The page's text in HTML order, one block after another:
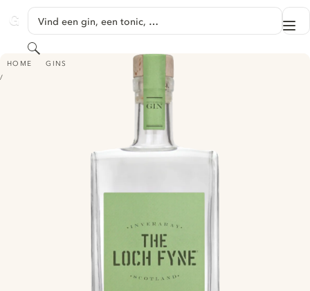
GINVENTORY
Vind een gin, een tonic, …
Zoeken
HOME GINS
THE LOCH FYNE BOTANICAL GIN